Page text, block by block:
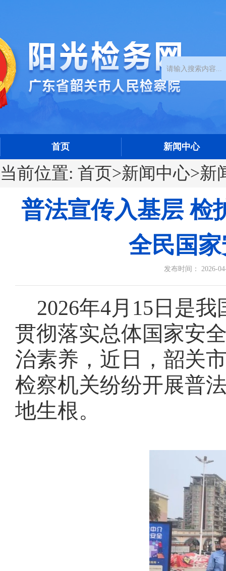
首页 新闻中心
当前位置: 首页>新闻中心>新
普法宣传入基层
全民国
发布时间： 2026-
2026年4月15日是我
贯彻落实总体国家安
治素养 ， 近日
，韶关
检察机关纷纷开展普
地生根。